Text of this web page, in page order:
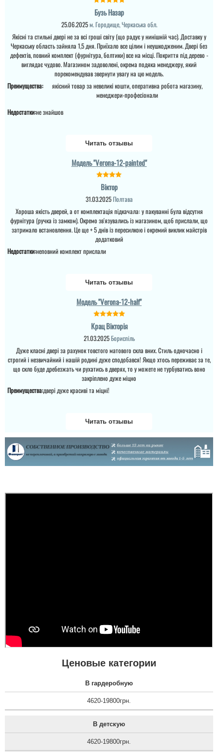
Дмитрий
За такой ценник лучшего
качества.
Виктор
Пользователь не
Бузь Назар
25.06.2025м. Городище, Черкаська обл.
Якісні та стильні двері не за всі гроші світу (що радує у нинішній час). Доставку у
Черкаську область зайняла 1,5 дня. Приїхало все цілим і неушкодженим. Двері без
дефектів, повний комплект (фурнітура, болтики) все на місці. Покриття під дерево -
виглядає чудово. Магазином задоволені, окрема подяка менеджеру, який
порекомендував звернути увагу на цю модель.
Преимущества:
якісний товар за невеликі кошти, оперативна робота магазину,
менеджери-професіонали
Недостатки:не знайшов
Читать отзывы
Модель "Verona-12-painted"
Віктор
31.03.2025Полтава
Хороша якість дверей, а от комплектація підкачала: у пакуванні була відсутня
фурнітура (ручка із замком). Окремо зв'язувались із магазином, щоб прислали, що
затримало встановлення. Це ще + 5 днів із пересилкою і окремий виклик майстрів
додатковий
Недостатки:неповний комплект прислали
Читать отзывы
Модель "Verona-12-half"
Крац Вікторія
21.03.2025Бориспіль
Дуже класні двері за рахунок товстого матового скла вних. Стиль одночасно і
строгий і незвичайний і нашій родині дуже сподобався! Якщо хтось переживає за те,
що скло буде дребезжать чи рухатись в дверях, то у можете не турбуватись воно
закріплено дуже міцно
Преимущества:двері дуже красиві та міцні!
Читать отзывы
Ценовые категории
В гардеробную
4620-19800грн.
В детскую
4620-19800грн.